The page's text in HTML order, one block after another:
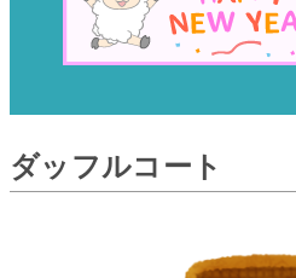
ダッフルコート